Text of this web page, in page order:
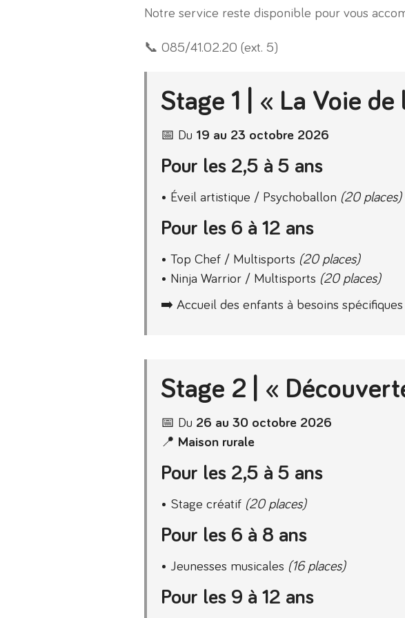
Notre service reste disponible pour vous
📞 085/41.02.20 (ext. 5)
Stage 1 | « La Voie de
📅 Du 19 au 23 octobre 2026
Pour les 2,5 à 5 ans
• Éveil artistique / Psychoballon (20 places)
Pour les 6 à 12 ans
• Top Chef / Multisports (20 places)
• Ninja Warrior / Multisports (20 places)
➡️ Accueil des enfants à besoins
Stage 2 | «
📅 Du 26 au 30 octobre 2026
📍 Maison rurale
Pour les 2,5 à 5 ans
• Stage créatif (20 places)
Pour les 6 à 8 ans
• Jeunesses musicales (16 places)
Pour les 9 à 12 ans